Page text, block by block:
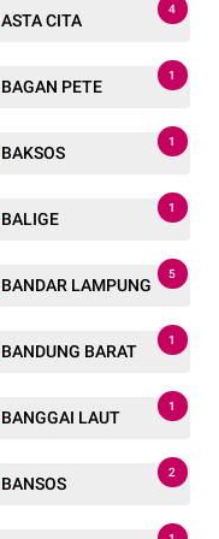
ASTA CITA
4
BAGAN PETE
1
BAKSOS
1
BALIGE
1
BANDAR LAMPUNG
5
BANDUNG BARAT
1
BANGGAI LAUT
1
BANSOS
2